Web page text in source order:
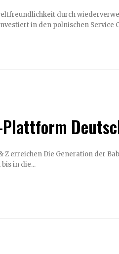
durch wiederverwendbare
die spätestens Ende der 1960er Jahre
in die...